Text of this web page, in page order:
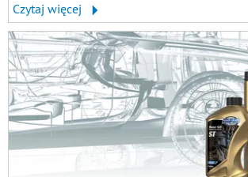
Czytaj więcej